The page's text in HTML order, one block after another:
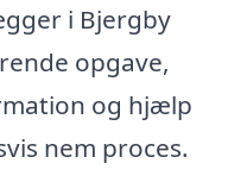
i Bjergby
opgave,
og hjælp
nem proces.